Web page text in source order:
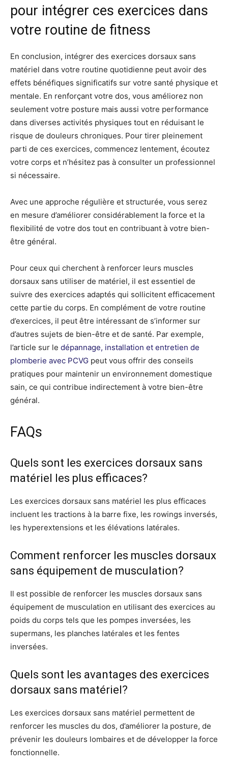
pour intégrer ces exercices dans
votre routine de fitness
En conclusion, intégrer des exercices dorsaux sans
matériel dans votre routine quotidienne peut avoir des
effets bénéfiques significatifs sur votre santé physique et
mentale. En renforçant votre dos, vous améliorez non
seulement votre posture mais aussi votre performance
dans diverses activités physiques tout en réduisant le
risque de douleurs chroniques. Pour tirer pleinement
parti de ces exercices, commencez lentement, écoutez
votre corps et n’hésitez pas à consulter un professionnel
si nécessaire.
Avec une approche régulière et structurée, vous serez
en mesure d’améliorer considérablement la force et la
flexibilité de votre dos tout en contribuant à votre bien-
être général.
Pour ceux qui cherchent à renforcer leurs muscles
dorsaux sans utiliser de matériel, il est essentiel de
suivre des exercices adaptés qui sollicitent efficacement
cette partie du corps. En complément de votre routine
d’exercices, il peut être intéressant de s’informer sur
d’autres sujets de bien-être et de santé. Par exemple,
l’article sur le dépannage, installation et entretien de
plomberie avec PCVG peut vous offrir des conseils
pratiques pour maintenir un environnement domestique
sain, ce qui contribue indirectement à votre bien-être
général.
FAQs
Quels sont les exercices dorsaux sans
matériel les plus efficaces?
Les exercices dorsaux sans matériel les plus efficaces
incluent les tractions à la barre fixe, les rowings inversés,
les hyperextensions et les élévations latérales.
Comment renforcer les muscles dorsaux
sans équipement de musculation?
Il est possible de renforcer les muscles dorsaux sans
équipement de musculation en utilisant des exercices au
poids du corps tels que les pompes inversées, les
supermans, les planches latérales et les fentes
inversées.
Quels sont les avantages des exercices
dorsaux sans matériel?
Les exercices dorsaux sans matériel permettent de
renforcer les muscles du dos, d’améliorer la posture, de
prévenir les douleurs lombaires et de développer la force
fonctionnelle.